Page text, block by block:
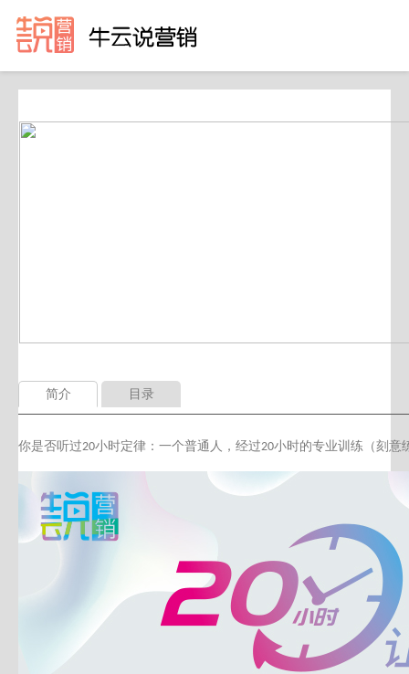
简介 目录
你是否听过20小时定律：一个普通人，经过20小时的专业训练（刻意